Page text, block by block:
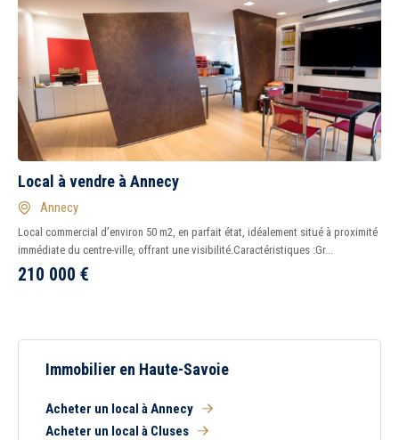
1 2 3 4 6 8
Local à vendre à Annecy
Annecy
Local commercial d’environ 50 m2, en parfait état, idéalement situé à proximité
immédiate du centre-ville, offrant une visibilité.Caractéristiques :Gr...
210 000 €
Immobilier en Haute-Savoie
Acheter un local à Annecy
Acheter un local à Cluses